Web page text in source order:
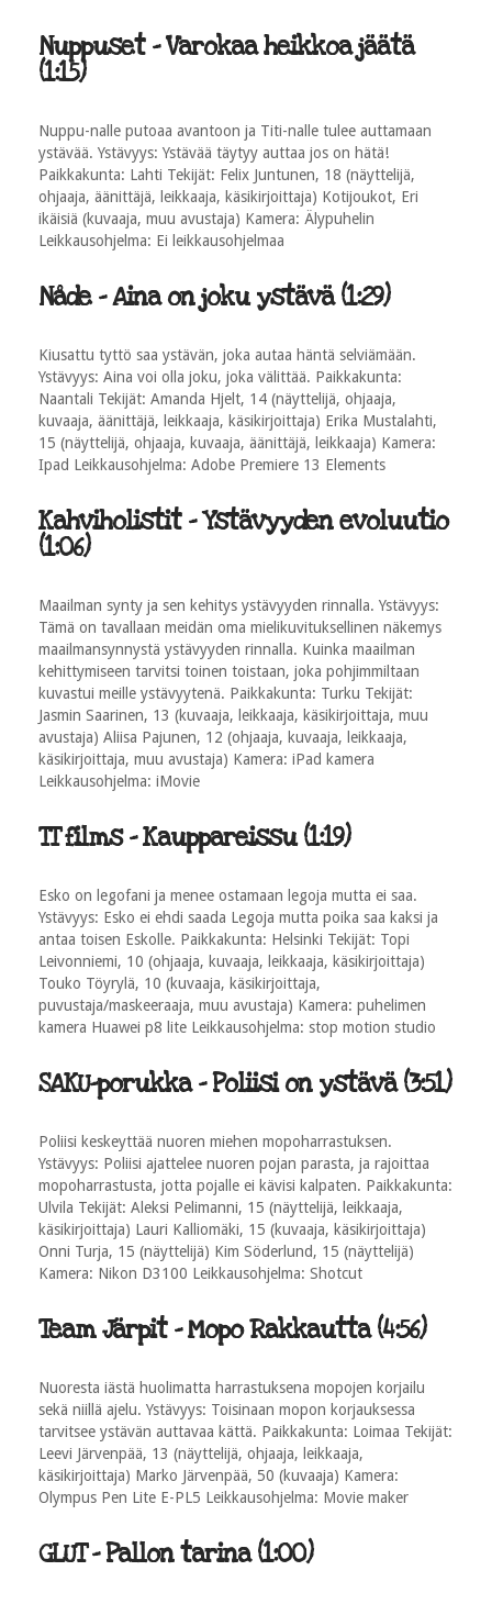
Nuppuset - Varokaa heikkoa jäätä
(1:15)
Nuppu-nalle putoaa avantoon ja Titi-nalle tulee auttamaan
ystävää. Ystävyys: Ystävää täytyy auttaa jos on hätä!
Paikkakunta: Lahti Tekijät: Felix Juntunen, 18 (näyttelijä,
ohjaaja, äänittäjä, leikkaaja, käsikirjoittaja) Kotijoukot, Eri
ikäisiä (kuvaaja, muu avustaja) Kamera: Älypuhelin
Leikkausohjelma: Ei leikkausohjelmaa
Nåde - Aina on joku ystävä (1:29)
Kiusattu tyttö saa ystävän, joka autaa häntä selviämään.
Ystävyys: Aina voi olla joku, joka välittää. Paikkakunta:
Naantali Tekijät: Amanda Hjelt, 14 (näyttelijä, ohjaaja,
kuvaaja, äänittäjä, leikkaaja, käsikirjoittaja) Erika Mustalahti,
15 (näyttelijä, ohjaaja, kuvaaja, äänittäjä, leikkaaja) Kamera:
Ipad Leikkausohjelma: Adobe Premiere 13 Elements
Kahviholistit - Ystävyyden evoluutio
(1:06)
Maailman synty ja sen kehitys ystävyyden rinnalla. Ystävyys:
Tämä on tavallaan meidän oma mielikuvituksellinen näkemys
maailmansynnystä ystävyyden rinnalla. Kuinka maailman
kehittymiseen tarvitsi toinen toistaan, joka pohjimmiltaan
kuvastui meille ystävyytenä. Paikkakunta: Turku Tekijät:
Jasmin Saarinen, 13 (kuvaaja, leikkaaja, käsikirjoittaja, muu
avustaja) Aliisa Pajunen, 12 (ohjaaja, kuvaaja, leikkaaja,
käsikirjoittaja, muu avustaja) Kamera: iPad kamera
Leikkausohjelma: iMovie
TT films - Kauppareissu (1:19)
Esko on legofani ja menee ostamaan legoja mutta ei saa.
Ystävyys: Esko ei ehdi saada Legoja mutta poika saa kaksi ja
antaa toisen Eskolle. Paikkakunta: Helsinki Tekijät: Topi
Leivonniemi, 10 (ohjaaja, kuvaaja, leikkaaja, käsikirjoittaja)
Touko Töyrylä, 10 (kuvaaja, käsikirjoittaja,
puvustaja/maskeeraaja, muu avustaja) Kamera: puhelimen
kamera Huawei p8 lite Leikkausohjelma: stop motion studio
SAKU-porukka - Poliisi on ystävä (3:51)
Poliisi keskeyttää nuoren miehen mopoharrastuksen.
Ystävyys: Poliisi ajattelee nuoren pojan parasta, ja rajoittaa
mopoharrastusta, jotta pojalle ei kävisi kalpaten. Paikkakunta:
Ulvila Tekijät: Aleksi Pelimanni, 15 (näyttelijä, leikkaaja,
käsikirjoittaja) Lauri Kalliomäki, 15 (kuvaaja, käsikirjoittaja)
Onni Turja, 15 (näyttelijä) Kim Söderlund, 15 (näyttelijä)
Kamera: Nikon D3100 Leikkausohjelma: Shotcut
Team Järpit - Mopo Rakkautta (4:56)
Nuoresta iästä huolimatta harrastuksena mopojen korjailu
sekä niillä ajelu. Ystävyys: Toisinaan mopon korjauksessa
tarvitsee ystävän auttavaa kättä. Paikkakunta: Loimaa Tekijät:
Leevi Järvenpää, 13 (näyttelijä, ohjaaja, leikkaaja,
käsikirjoittaja) Marko Järvenpää, 50 (kuvaaja) Kamera:
Olympus Pen Lite E-PL5 Leikkausohjelma: Movie maker
GLUT - Pallon tarina (1:00)